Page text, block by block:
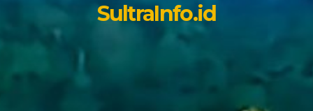
SultraInfo.id